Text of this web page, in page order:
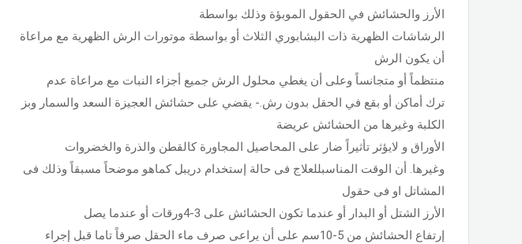
الأرز والحشائش في الحقول الموبؤة وذلك بواسطة
الرشاشات الظهرية ذات البشابوري الثلاث أو بواسطة موتورات الرش الظهرية مع مراعاة
أن يكون الرش
منتظماً أو متجانساً وعلى أن يغطي محلول الرش جميع أجزاء النبات مع مراعاة عدم
ترك أماكن أو بقع في الحقل بدون رش.- يقضي على حشائش العجيزة السعد والسمار وبز
الكلبة وغيرها من الحشائش عريضة
الأوراق و لايؤثر تأثيراً ضار على المحاصيل المجاورة كالقطن والذرة والخضروات
وغيرها. أن الوقت المناسبللعلاج فى حالة إستخدام دريبل كماهو موضحاً مسبقاً وذلك فى
المشاتل او فى حقول
الأرز الشتل أو البدار أو عندما تكون الحشائش على 3-4ورقات أو عندما يصل
إرتفاع الحشائش من 5-10سم على أن يراعى صرف ماء الحقل صرفاً تاما قبل إجراء